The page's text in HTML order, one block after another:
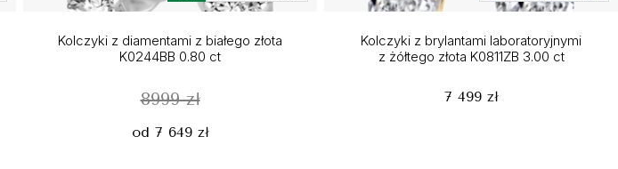
Kolczyki z diamentami z białego złota
K0244BB 0.80 ct
8999 zł
od 7 649 zł
Kolczyki z brylantami laboratoryjnymi
z żółtego złota K0811ZB 3.00 ct
7 499 zł